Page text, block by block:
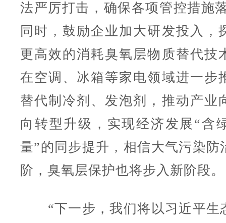
法严厉打击，确保各项管控措施
同时，鼓励企业加大研发投入，
更高效的消耗臭氧层物质替代技
在空调、冰箱等家电领域进一步
替代制冷剂、发泡剂，推动产业
向转型升级，实现经济发展“含
量”的同步提升，相信大气污染防
阶，臭氧层保护也将步入新阶段。
“下一步，我们将以习近平生